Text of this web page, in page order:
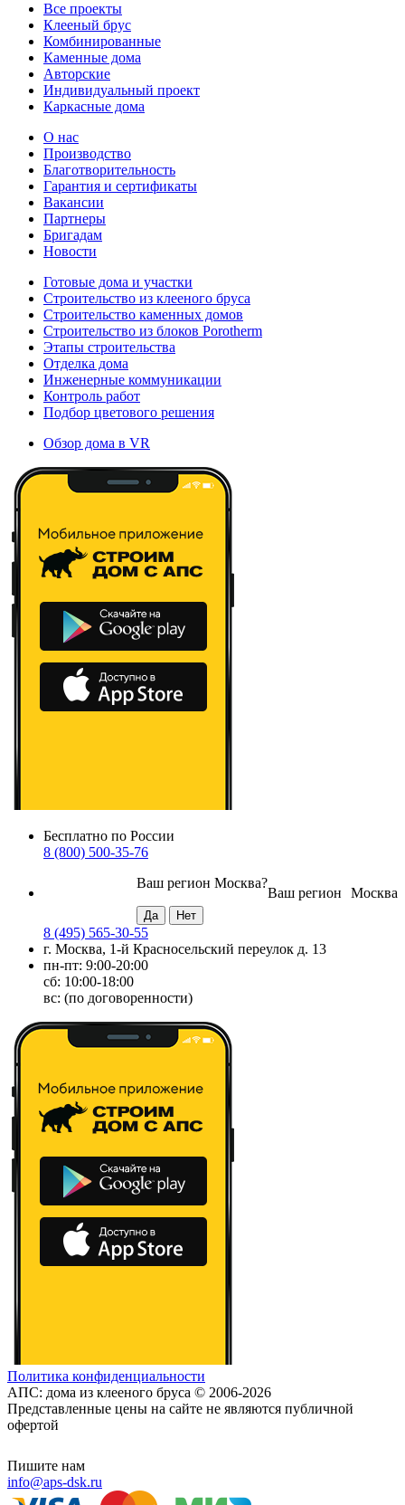
Все проекты
Клееный брус
Комбинированные
Каменные дома
Авторские
Индивидуальный проект
Каркасные дома
О нас
Производство
Благотворительность
Гарантия и сертификаты
Вакансии
Партнеры
Бригадам
Новости
Готовые дома и участки
Строительство из клееного бруса
Строительство каменных домов
Строительство из блоков Porotherm
Этапы строительства
Отделка дома
Инженерные коммуникации
Контроль работ
Подбор цветового решения
Обзор дома в VR
Бесплатно по России
8 (800) 500-35-76
Москва
Ваш регион
Ваш регион Москва?
8 (495) 565-30-55
г. Москва, 1-й Красносельский переулок д. 13
пн-пт: 9:00-20:00
сб: 10:00-18:00
вс: (по договоренности)
Политика конфиденциальности
АПС: дома из клееного бруса © 2006-2026
Представленные цены на сайте не являются публичной
офертой
Пишите нам
info@aps-dsk.ru